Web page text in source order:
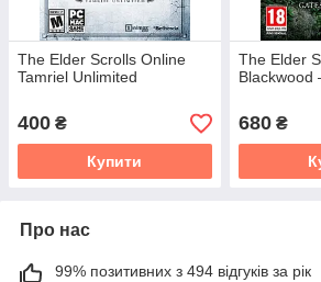
The Elder Scrolls Online
Tamriel Unlimited
400 ₴
Купити
The Elder
Blackwood
680₴
Про нас
99% позитивних з 494 відгуків за рік